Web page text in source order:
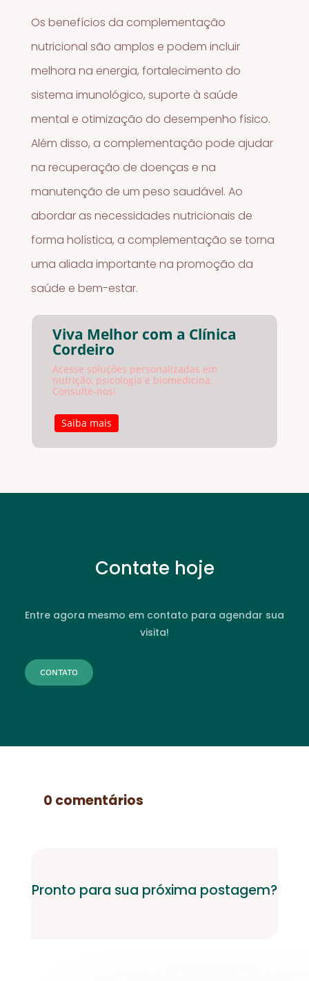
Os benefícios da complementação
nutricional são amplos e podem incluir
melhora na energia, fortalecimento do
sistema imunológico, suporte à saúde
mental e otimização do desempenho físico.
Além disso, a complementação pode ajudar
na recuperação de doenças e na
manutenção de um peso saudável. Ao
abordar as necessidades nutricionais de
forma holística, a complementação se torna
uma aliada importante na promoção da
saúde e bem-estar.
Viva Melhor com a Clínica
Cordeiro
Acesse soluções personalizadas em
nutrição, psicologia e biomedicina.
Consulte-nos!
Saiba mais
Contate hoje
Entre agora mesmo em contato para agendar sua
visita!
CONTATO
0 comentários
Pronto para sua próxima postagem?